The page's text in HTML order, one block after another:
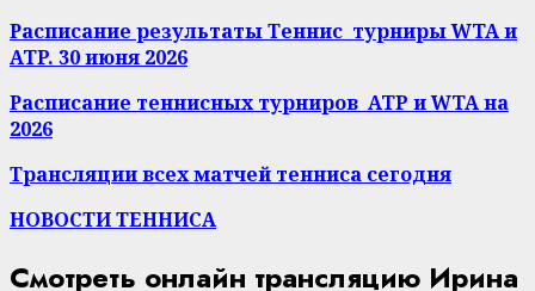
Расписание результаты Теннис турниры WTA и
ATP. 30 июня 2026
Расписание теннисных турниров ATP и WTA на
2026
Трансляции всех матчей тенниса сегодня
НОВОСТИ ТЕННИСА
Смотреть онлайн трансляцию Ирина